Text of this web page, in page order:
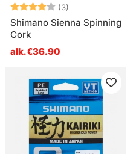
Arvio: (3)
Shimano Sienna Spinning
Cork
alk.€36.90